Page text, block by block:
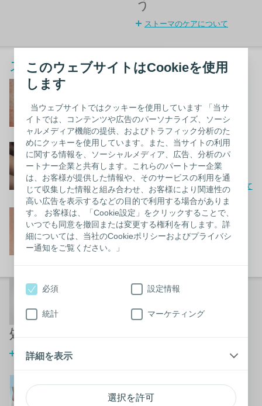
このウェブサイトはCookieを使用
します
当ウェブサイトではクッキーを使用しています 「当サ
イトでは、コンテンツや広告のパーソナライズ、ソーシ
ャルメディア機能の提供、およびトラフィック分析のた
めにクッキーを使用しています。また、当サイトの利用
に関する情報を、ソーシャルメディア、広告、分析のパ
ートナー企業と共有します。これらのパートナー企業
は、お客様が提供した情報や、そのサービスの利用を通
じて収集した情報と組み合わせ、お客様により関連性の
高い広告を表示するなどの目的で利用する場合がありま
す。 お客様は、「Cookie設定」をクリックすることで、
いつでも同意を撤回または変更する権利を有します。詳
細については、当社のCookieポリシーおよびプライバシ
ー通知をご覧ください。」
選択を許可
必須 設定情報
統計 マーケティング
詳細を表示
う
ストーマのケアについて
ストーマに慣れましょう
ストーマ造設術の直後について
ストーマ周囲の皮膚の
スキンケア
皮膚とストーマの健康を保つ方法について
ストーマ周囲の皮膚刺
激
ストーマ周囲の皮膚について
採便袋のトラブル「バ
「真空化現象」への対
処
詳細はこちらから
様々な体形的特徴とス
トーマ用装具